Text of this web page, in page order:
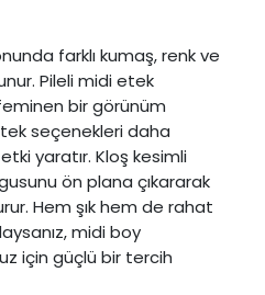
farklı kumaş, renk ve
Pileli midi etek
bir görünüm
seçenekleri daha
yaratır. Kloş kesimli
ön plana çıkararak
Hem şık hem de rahat
midi boy
için güçlü bir tercih